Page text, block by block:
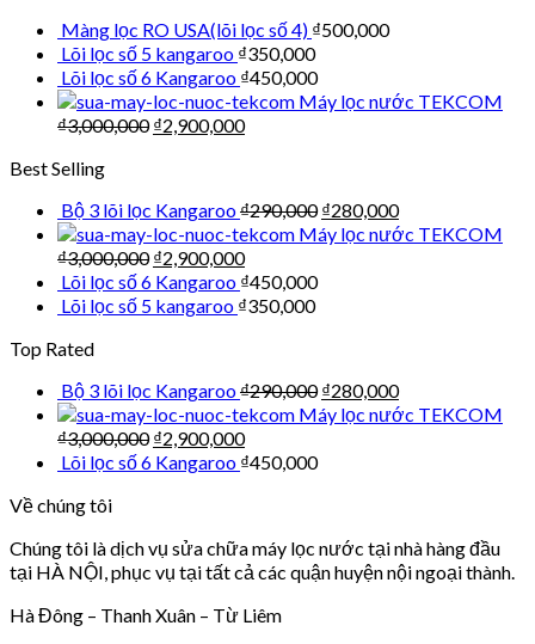
Màng lọc RO USA(lõi lọc số 4) ₫500,000
Lõi lọc số 5 kangaroo ₫350,000
Lõi lọc số 6 Kangaroo ₫450,000
Máy lọc nước TEKCOM
₫3,000,000 ₫2,900,000
Best Selling
Bộ 3 lõi lọc Kangaroo₫290,000 ₫280,000
Máy lọc nước TEKCOM
₫3,000,000 ₫2,900,000
Lõi lọc số 6 Kangaroo ₫450,000
Lõi lọc số 5 kangaroo ₫350,000
Top Rated
Bộ 3 lõi lọc Kangaroo₫290,000 ₫280,000
Máy lọc nước TEKCOM
₫3,000,000 ₫2,900,000
Lõi lọc số 6 Kangaroo ₫450,000
Về chúng tôi
Chúng tôi là dịch vụ sửa chữa máy lọc nước tại nhà hàng đầu
tại HÀ NỘI, phục vụ tại tất cả các quận huyện nội ngoại thành.
Hà Đông – Thanh Xuân – Từ Liêm